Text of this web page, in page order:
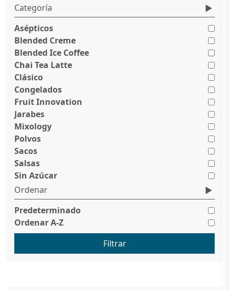
Categoría
Asépticos
Blended Creme
Blended Ice Coffee
Chai Tea Latte
Clásico
Congelados
Fruit Innovation
Jarabes
Mixology
Polvos
Sacos
Salsas
Sin Azúcar
Ordenar
Predeterminado
Ordenar A-Z
Filtrar